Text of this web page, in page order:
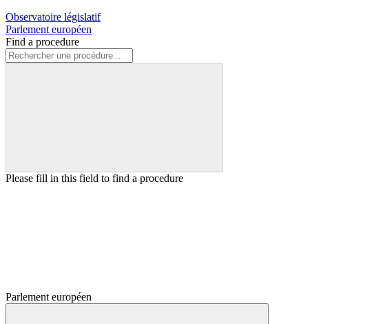
Observatoire législatif
Parlement européen
Find a procedure
Please fill in this field to find a procedure
Parlement européen